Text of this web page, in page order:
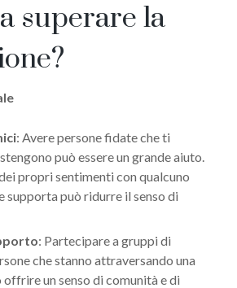
superare la
: Avere persone fidate che ti
può essere un grande aiuto.
propri sentimenti con qualcuno
supporta può ridurre il senso di
: Partecipare a gruppi di
che stanno attraversando una
offrire un senso di comunità e di